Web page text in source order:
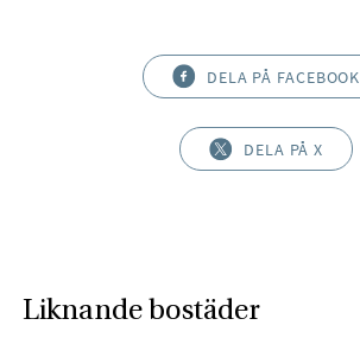
DELA PÅ FACEBOOK
DELA PÅ X
Liknande bostäder